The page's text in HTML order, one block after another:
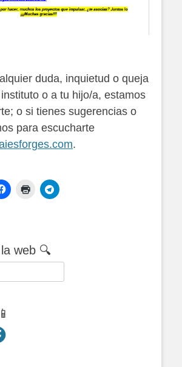
duda, inquietud o queja
o a tu hijo/a, estamos
o si tienes sugerencias o
para escucharte
.
web 🔍